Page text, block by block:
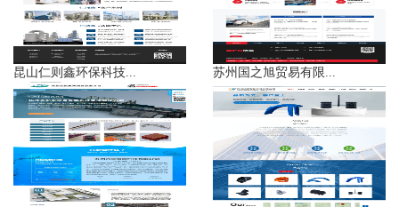
昆山仁则鑫环保科技... 苏州国之旭贸易有限...